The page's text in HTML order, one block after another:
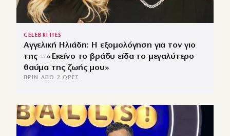
CELEBRITIES
Αγγελική Ηλιάδη: Η εξομολόγηση για τον γιο
της – «Εκείνο το βράδυ είδα το μεγαλύτερο
θαύμα της ζωής μου»
ΠΡΙΝ ΑΠΌ 2 ΏΡΕΣ